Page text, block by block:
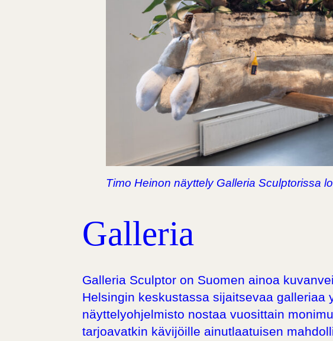
Timo Heinon näyttely Galleria Sculptorissa
Galleria
Galleria Sculptor on Suomen ainoa
Helsingin keskustassa sijaitsevaa galleriaa
näyttelyohjelmisto nostaa vuosittain
tarjoavatkin kävijöille ainutlaatuisen